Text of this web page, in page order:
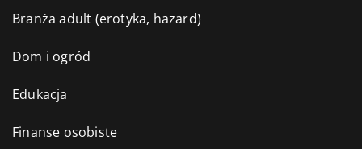
Branża adult (erotyka, hazard)
Dom i ogród
Edukacja
Finanse osobiste